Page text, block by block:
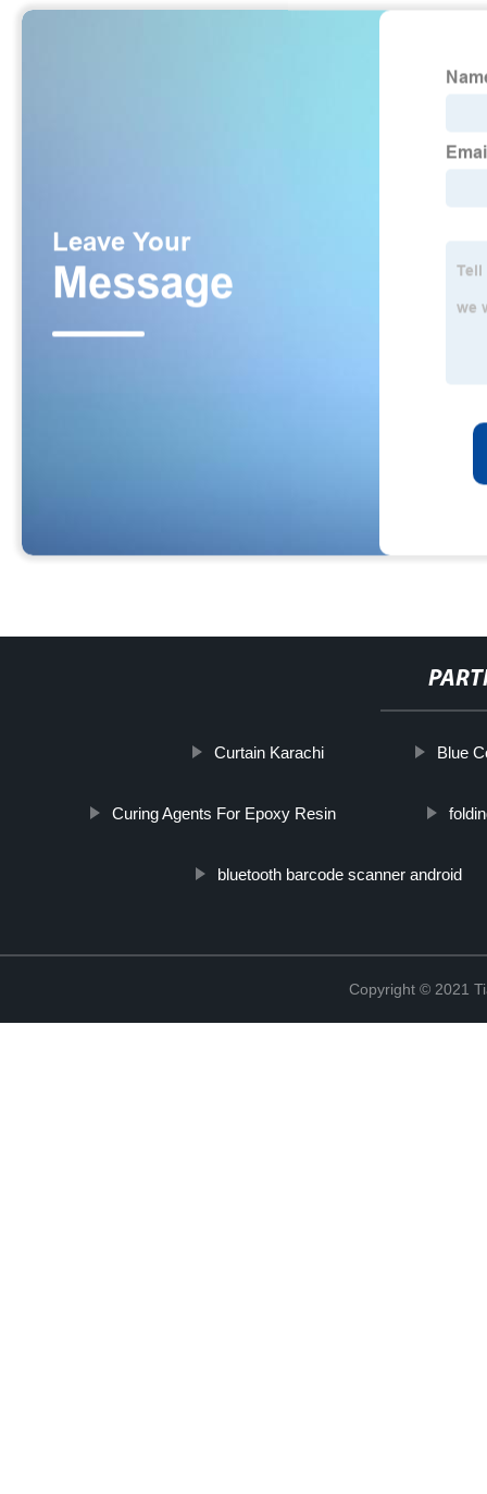
Curtain Karachi Blue
Curing Agents For Epoxy Resin
bluetooth barcode scanner android
Copyright © 2021